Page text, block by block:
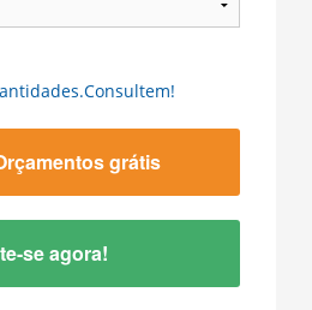
grátis
se agora!